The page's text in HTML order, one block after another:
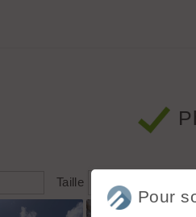
Taille
Pour